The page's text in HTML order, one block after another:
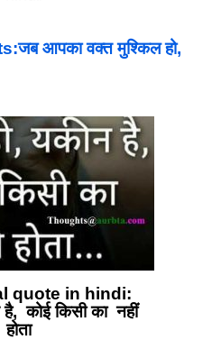
आपका वक्त मुश्किल हो,
quote in hindi:
कोई किसी का नहीं
होता